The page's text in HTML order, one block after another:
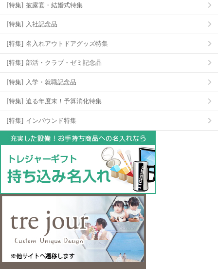
[特集] 披露宴・結婚式特集
[特集] 入社記念品
[特集] 名入れアウトドアグッズ特集
[特集] 部活・クラブ・ゼミ記念品
[特集] 入学・就職記念品
[特集] 迫る年度末！予算消化特集
[特集] インバウンド特集